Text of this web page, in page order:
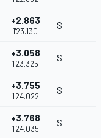
+2.863
1'23.130
S
+3.058
1'23.325
S
+3.755
1'24.022
S
+3.768
1'24.035
S